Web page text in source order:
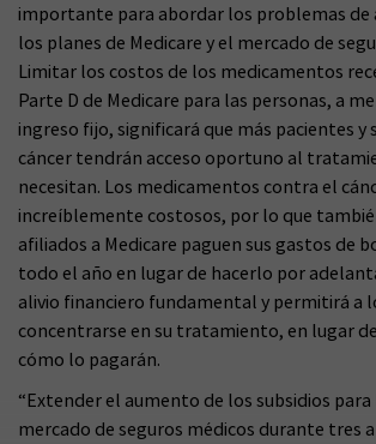
importante para abordar los problemas de
los planes de Medicare y el mercado de
Limitar los costos de los medicamentos
Parte D de Medicare para las personas, a
ingreso fijo, significará que más pacientes y
cáncer tendrán acceso oportuno al
necesitan. Los medicamentos contra el
increíblemente costosos, por lo que
afiliados a Medicare paguen sus gastos de
todo el año en lugar de hacerlo por
alivio financiero fundamental y permitirá a
concentrarse en su tratamiento, en lugar
cómo lo pagarán.
“Extender el aumento de los subsidios
mercado de seguros médicos durante tres